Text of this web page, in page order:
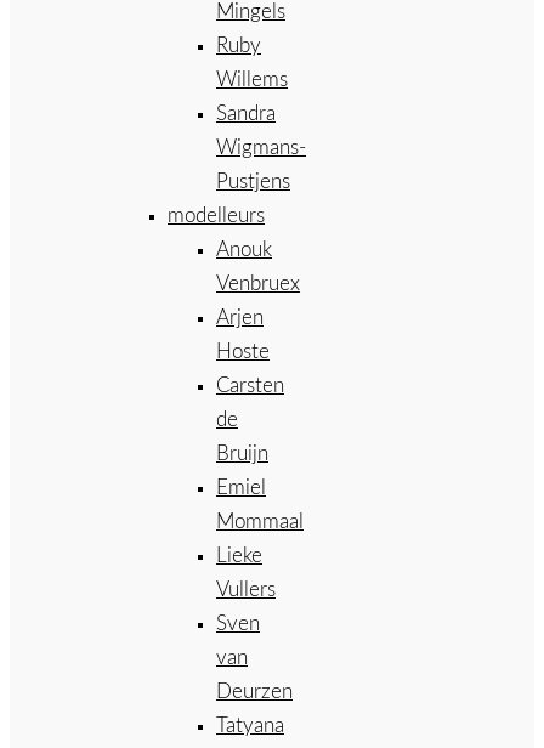
Mingels
Ruby
Willems
Sandra
Wigmans-
Pustjens
modelleurs
Anouk
Venbruex
Arjen
Hoste
Carsten
de
Bruijn
Emiel
Mommaal
Lieke
Vullers
Sven
van
Deurzen
Tatyana